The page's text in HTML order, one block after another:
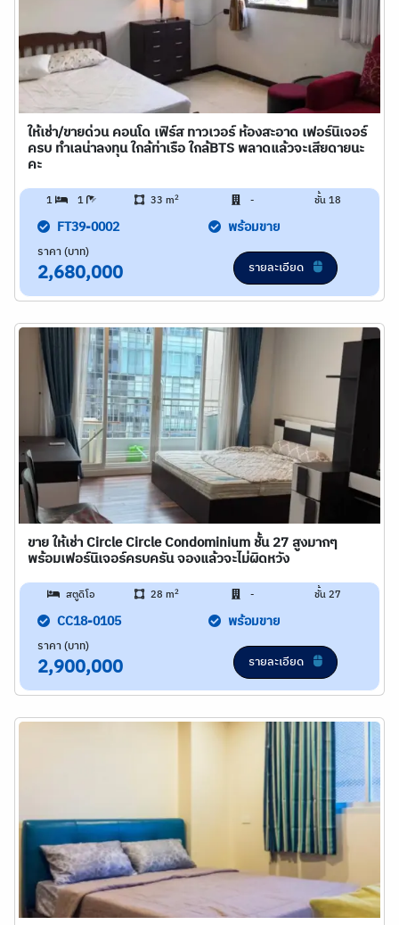
ให้เช่า/ขายด่วน คอนโด เฟิร์ส ทาวเวอร์ ห้องสะอาด เฟอร์นิเจอร์
ครบ ทำเลน่าลงทุน ใกล้ท่าเรือ ใกล้BTS พลาดแล้วจะเสียดายนะ
คะ
1 1 33 m2 - ชั้น 18
FT39-0002 พร้อมขาย
ราคา (บาท)
2,680,000 รายละเอียด
ขาย ให้เช่า Circle Circle Condominium ชั้น 27 สูงมากๆ
พร้อมเฟอร์นิเจอร์ครบครัน จองแล้วจะไม่ผิดหวัง
สตูดิโอ 28 m2 - ชั้น 27
CC18-0105 พร้อมขาย
ราคา (บาท)
2,900,000 รายละเอียด